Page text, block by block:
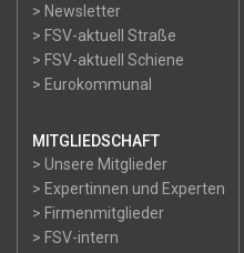
> Newsletter
> FSV-aktuell Straße
> FSV-aktuell Schiene
> Eurokommunal
MITGLIEDSCHAFT
> Unsere Mitglieder
> Expertinnen und Experten
> Firmenmitglieder
> FSV-intern